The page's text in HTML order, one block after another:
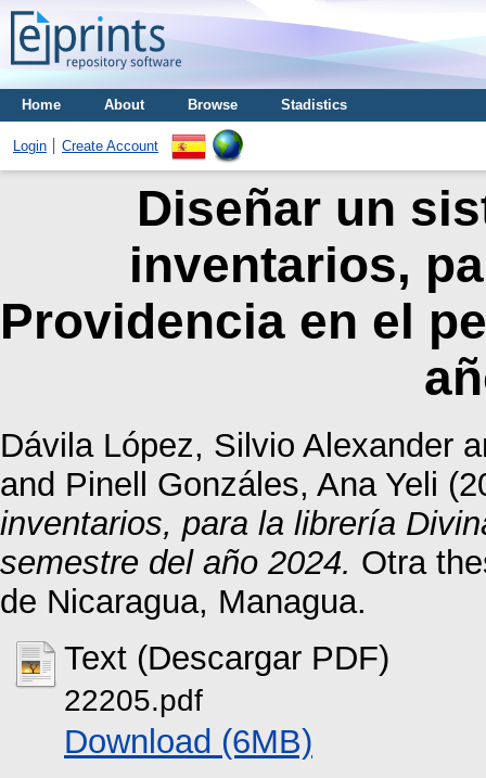
Home About Browse Stadistics
Login Create Account
Diseñar un
inventarios,
Providencia en el
Dávila López, Silvio Alexander
and Pinell Gonzáles, Ana Yeli
inventarios, para la librería
semestre del año 2024. Otra
de Nicaragua, Managua.
Text (Descargar PDF)
22205.pdf
Download (6MB)